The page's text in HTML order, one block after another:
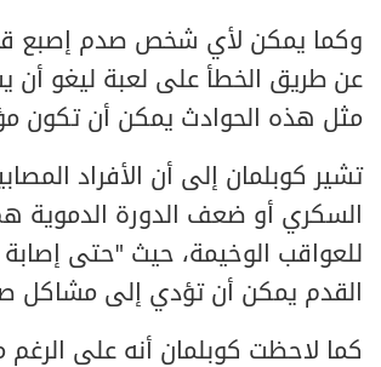
وكما يمكن لأي شخص صدم إصبع
عن طريق الخطأ على لعبة ليغو أن
مثل هذه الحوادث يمكن أن تكون
تشير كوبلمان إلى أن الأفراد
السكري أو ضعف الدورة الدموية
للعواقب الوخيمة، حيث "حتى
القدم يمكن أن تؤدي إلى مشاكل
كما لاحظت كوبلمان أنه على